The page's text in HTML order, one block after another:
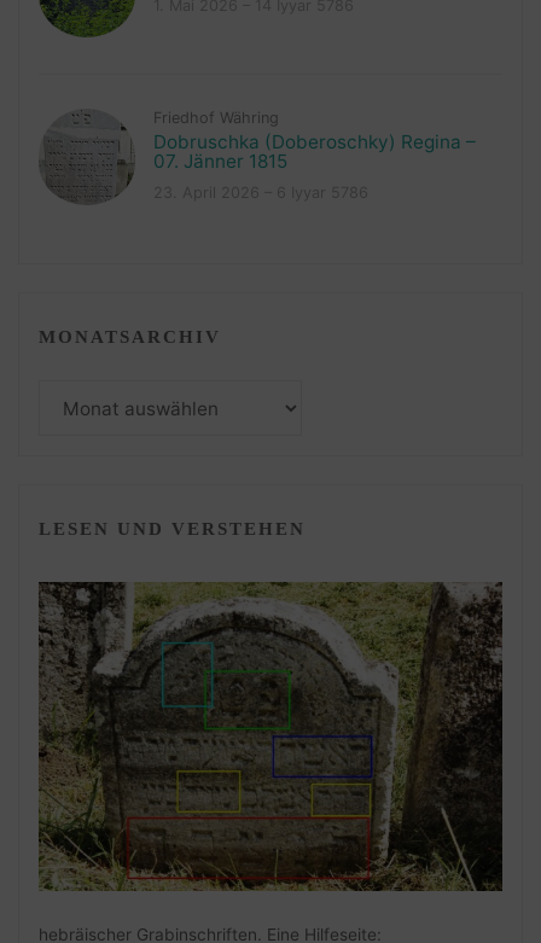
Friedhof Währing
Dobruschka (Doberoschky) Regina –
07. Jänner 1815
MONATSARCHIV
LESEN UND VERSTEHEN
hebräischer Grabinschriften. Eine Hilfeseite: